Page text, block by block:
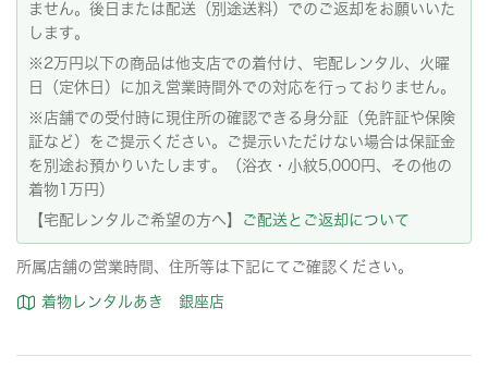
ません。後日または配送（別途送料）でのご返却をお願いいた
します。
※2万円以下の商品は他支店での着付け、宅配レンタル、火曜
日（定休日）に加え営業時間外での対応を行っておりません。
※店舗での受付時に現住所の確認できる身分証（免許証や保険
証など）をご提示ください。ご提示いただけない場合は保証金
を別途お預かりいたします。（浴衣・小紋5,000円、その他の
着物1万円）
【宅配レンタルご希望の方へ】
ご配送とご返却について
所属店舗の営業時間、住所等は下記にてご確認ください。
着物レンタルあき 銀座店